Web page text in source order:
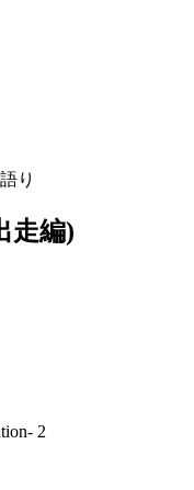
り
走編)
2